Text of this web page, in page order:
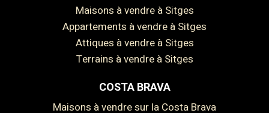
Maisons à vendre à Sitges
Appartements à vendre à Sitges
Attiques à vendre à Sitges
Terrains à vendre à Sitges
COSTA BRAVA
Maisons à vendre sur la Costa Brava